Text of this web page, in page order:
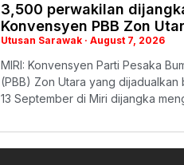
3,500 perwakilan
Konvensyen PBB Zon
Utusan Sarawak August 7, 2026
MIRI: Konvensyen Parti Pesaka
(PBB) Zon Utara yang
13 September di Miri dijangka